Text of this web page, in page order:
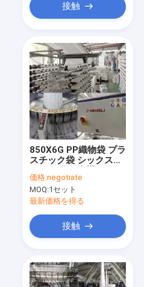
接触
850X6G PP織物袋 プラ
スチック袋 シックスシ
180r/Min
価格:negotiate
MOQ:1セット
最新価格を得る
接触